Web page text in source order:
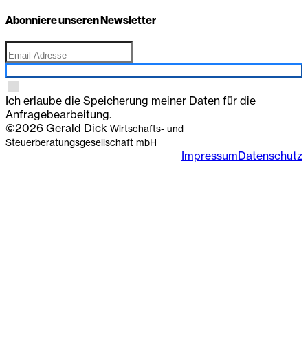
Abonniere unseren Newsletter
Ich erlaube die Speicherung meiner Daten für die
Anfragebearbeitung.
©2026 Gerald Dick Wirtschafts- und
Steuerberatungsgesellschaft mbH
ImpressumDatenschutz